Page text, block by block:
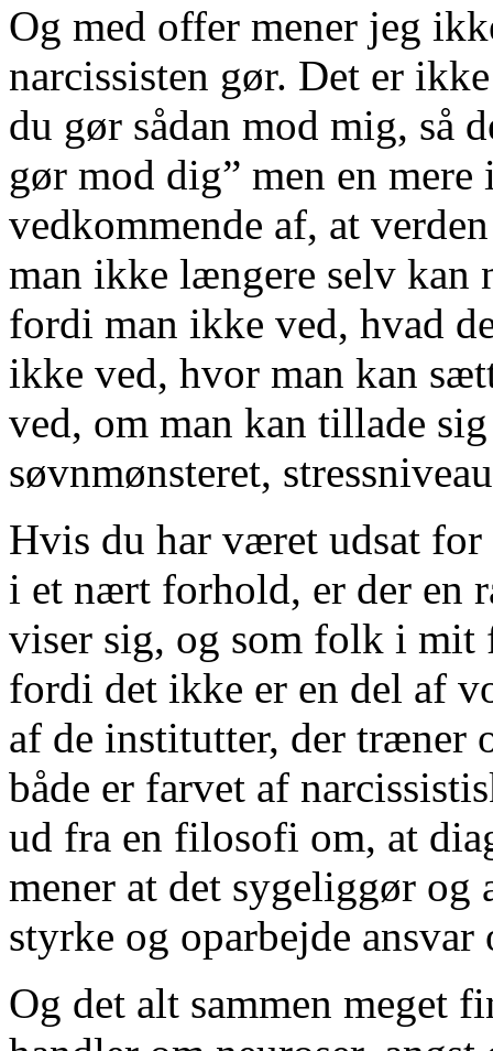
Og med offer mener jeg
narcissisten gør. Det er
du gør sådan mod mig, så
gør mod dig” men en
vedkommende af, at
man ikke længere selv kan
fordi man ikke ved, hvad
ikke ved, hvor man kan
ved, om man kan tillade
søvnmønsteret,
Hvis du har været udsat
i et nært forhold, er der en
viser sig, og som folk i mit
fordi det ikke er en del af
af de institutter, der træner
både er farvet af
ud fra en filosofi om, at
mener at det sygeliggør og
styrke og oparbejde ansvar
Og det alt sammen meget